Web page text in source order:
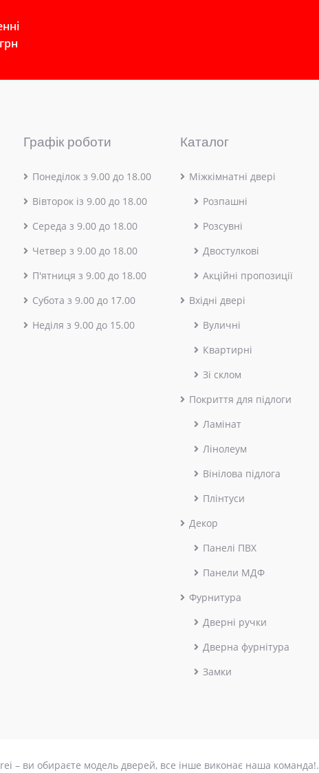
Графік роботи
Понеділок з 9.00 до 18.00
Вівторок із 9.00 до 18.00
Середа з 9.00 до 18.00
Четвер з 9.00 до 18.00
П'ятниця з 9.00 до 18.00
Субота з 9.00 до 17.00
Неділя з 9.00 до 15.00
Каталог
Міжкімнатні двері
Розпашні
Розсувні
Двостулкові
Акційні пропозиції
Вхідні двері
Вуличні
Квартирні
Зі склом
Покриття для підлоги
Ламінат
Лінолеум
Вінілова підлога
Плінтуси
Декор
Панелі ПВХ
Панели МДФ
Фурнитура
Дверні ручки
Дверна фурнітура
Замки
– ви обираєте модель дверей, все інше виконає наша команда!.